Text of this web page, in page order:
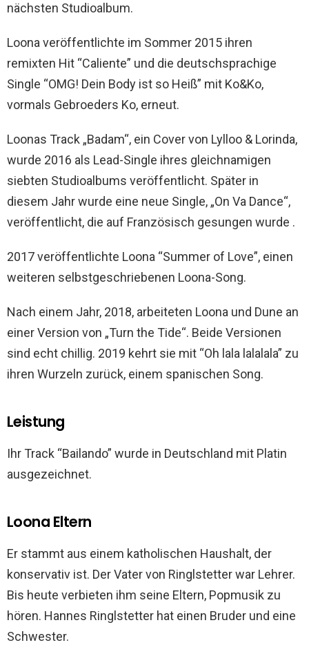
nächsten Studioalbum.
Loona veröffentlichte im Sommer 2015 ihren
remixten Hit “Caliente” und die deutschsprachige
Single “OMG! Dein Body ist so Heiß” mit Ko&Ko,
vormals Gebroeders Ko, erneut.
Loonas Track „Badam“, ein Cover von Lylloo & Lorinda,
wurde 2016 als Lead-Single ihres gleichnamigen
siebten Studioalbums veröffentlicht. Später in
diesem Jahr wurde eine neue Single, „On Va Dance“,
veröffentlicht, die auf Französisch gesungen wurde .
2017 veröffentlichte Loona “Summer of Love”, einen
weiteren selbstgeschriebenen Loona-Song.
Nach einem Jahr, 2018, arbeiteten Loona und Dune an
einer Version von „Turn the Tide“. Beide Versionen
sind echt chillig. 2019 kehrt sie mit “Oh lala lalalala” zu
ihren Wurzeln zurück, einem spanischen Song.
Leistung
Ihr Track “Bailando” wurde in Deutschland mit Platin
ausgezeichnet.
Loona Eltern
Er stammt aus einem katholischen Haushalt, der
konservativ ist. Der Vater von Ringlstetter war Lehrer.
Bis heute verbieten ihm seine Eltern, Popmusik zu
hören. Hannes Ringlstetter hat einen Bruder und eine
Schwester.